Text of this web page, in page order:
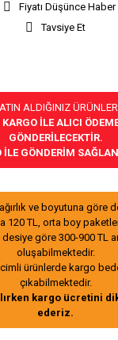
Fiyatı Düşünce Haber
Tavsiye Et
ALDIĞINIZ ÜRÜNLER
İLE ALICI
GÖNDERİLECEKTİR.
İLE GÖNDERİM
ve boyutuna göre
120 TL, orta boy
göre 300-900 TL
oluşabilmektedir.
ürünlerde kargo
çıkabilmektedir.
kargo ücretini
ederiz.